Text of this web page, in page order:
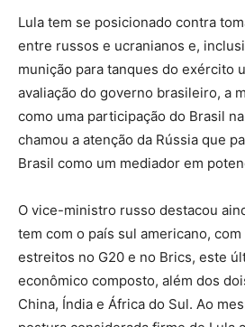
Lula tem se posicionado contra
entre russos e ucranianos e,
munição para tanques do exército
avaliação do governo brasileiro, a
como uma participação do Brasil
chamou a atenção da Rússia que
Brasil como um mediador em
O vice-ministro russo destacou
tem com o país sul americano,
estreitos no G20 e no Brics, este
econômico composto, além dos
China, Índia e África do Sul. Ao